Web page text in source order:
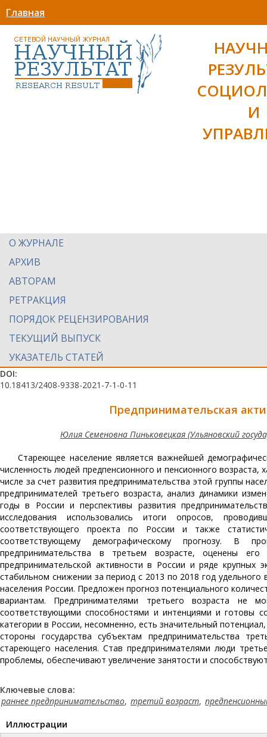
Главная
И
О ЖУРНАЛЕ
АРХИВ
АВТОРАМ
РЕТРАКЦИЯ
ПОРЯДОК РЕЦЕНЗИРОВАНИЯ
ТЕКУЩИЙ ВЫПУСК
УКАЗАТЕЛЬ СТАТЕЙ
DOI:
10.18413/2408-9338-2021-7-1-0-11
Предпринимательская
Юлия Семеновна Пиньковецкая (Ульяновский
Стареющее население является важнейшей
численность людей предпенсионного и пенсионного
числе за счет развития предпринимательства этой группы
предпринимателей третьего возраста, анализ динамики
годы в России и перспективы развития
исследования использовались итоги опросов,
соответствующего проекта по России и также
соответствующему демографическому прогнозу. В
предпринимательства в третьем возрасте, оценены
предпринимательской активности в России и ряде крупных
стабильном снижении за период с 2013 по 2018 год
населения России. Предложен прогноз потенциального
вариантам. Предпринимателями третьего возраста
соответствующими способностями и интенциями и готовы
категории в России, несомненно, есть значительный
стороны государства субъектам предпринимательства
стареющего населения. Став предпринимателями люди
проблемы, обеспечивают увеличение занятости и
Ключевые слова:
раннее предпринимательство, третий возраст,
Иллюстрации